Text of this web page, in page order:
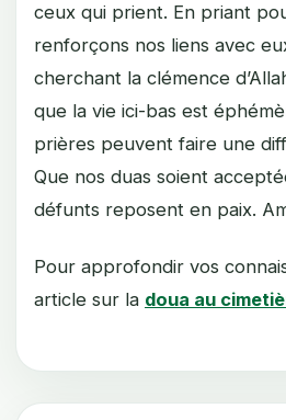
ceux qui prient. En priant
renforçons nos liens avec
cherchant la clémence
que la vie ici-bas est
prières peuvent faire une
Que nos duas soient
défunts reposent en paix.
Pour approfondir vos
article sur la doua au